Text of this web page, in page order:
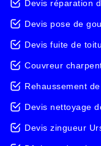
Devis réparation
Devis pose de
Devis fuite de
Couvreur
Rehaussement
Devis nettoyage
Devis zingueur